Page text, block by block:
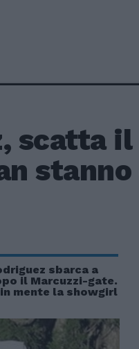
scatta
stanno
sbarca a
il Marcuzzi-gate.
in mente la showgirl